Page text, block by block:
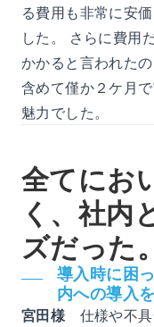
る費用も非常に安
した。 さらに費用
かかると言われた
含めて僅か２ケ月
魅力でした。
全てにお
く、社内
ズだった。
導入時に困
内への導入
宮田様仕様や不具